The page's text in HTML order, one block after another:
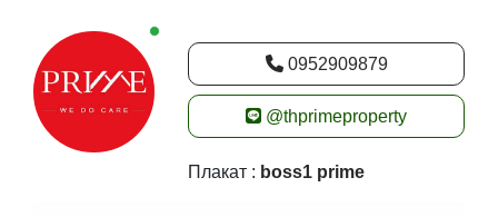
New alerts
0952909879
@thprimeproperty
Плакат : boss1 prime